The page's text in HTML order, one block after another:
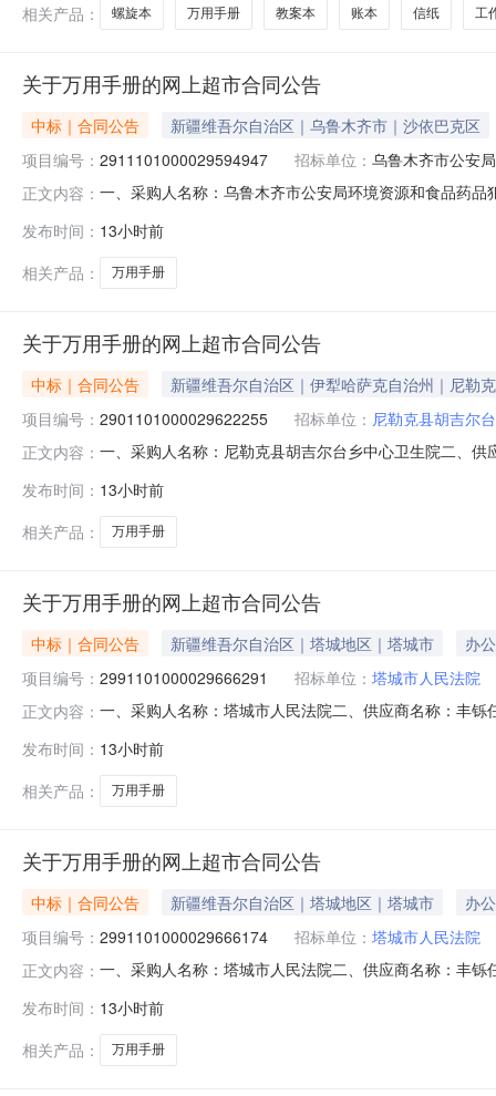
相关产品：
螺旋本 万用手册 教案本 账本 信纸 工
关于万用手册的网上超市合同公告
中标｜合同公告
新疆维吾尔自治区｜乌鲁木齐市｜沙依巴克区
项目编号： 2911101000029594947 招标单位： 乌鲁木齐市公安
正文内容： 一、采购人名称：乌鲁木齐市公安局环境资源和食品药
购项目编号：2911101000029594947五、合同编号：
手册通用
发布时间： 13小时前
相关产品：
万用手册
关于万用手册的网上超市合同公告
中标｜合同公告
新疆维吾尔自治区｜伊犁哈萨克自治州｜尼勒
项目编号： 2901101000029622255 招标单位： 尼勒克县胡吉尔
正文内容： 一、采购人名称：尼勒克县胡吉尔台乡中心卫生院二、
册）旭杉斯66238本18000.00236000服务要求或标的基
发布时间： 13小时前
相关产品：
万用手册
关于万用手册的网上超市合同公告
中标｜合同公告 新疆维吾尔自治区｜塔城地区｜塔城市
办
项目编号： 2991101000029666291 招标单位： 塔城市人民法院
正文内容： 一、采购人名称：塔城市人民法院二、供应商名称：丰
9787510932038/万用手册无品牌9787510932038本
发布时间： 13小时前
相关产品：
万用手册
关于万用手册的网上超市合同公告
中标｜合同公告 新疆维吾尔自治区｜塔城地区｜塔城市
办
项目编号： 2991101000029666174 招标单位： 塔城市人民法院
正文内容： 一、采购人名称：塔城市人民法院二、供应商名称：丰
9787521624106本1.001291292人民法院出版社/执行
发布时间： 13小时前
相关产品：
万用手册